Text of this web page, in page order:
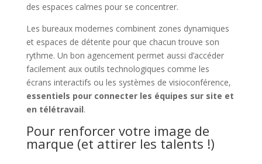
des espaces calmes pour se concentrer.
Les bureaux modernes combinent zones dynamiques
et espaces de détente pour que chacun trouve son
rythme. Un bon agencement permet aussi d’accéder
facilement aux outils technologiques comme les
écrans interactifs ou les systèmes de visioconférence,
essentiels pour connecter les équipes sur site et
en télétravail.
Pour renforcer votre image de
marque (et attirer les talents !)